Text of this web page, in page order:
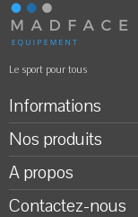
Le sport pour tous
Informations
Nos produits
A propos
Contactez-nous